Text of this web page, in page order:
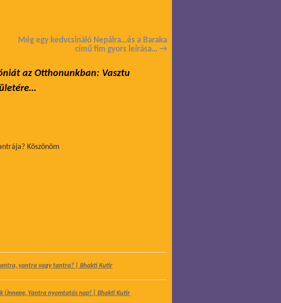
Még egy kedvcsináló Nepálra…és a Baraka
című fim gyors leírása… →
az Otthonunkban: Vasztu
Köszönöm
yantra vagy tantra? | Bhakti Kutir
Ünnepe, Yantra nyomtatós nap! | Bhakti Kutir